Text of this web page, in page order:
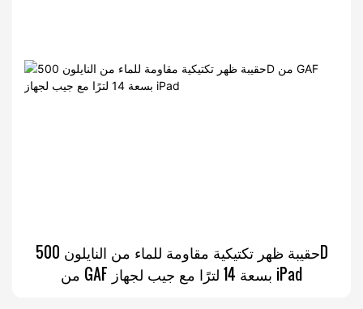
حقيبة ظهر تكتيكية مقاومة للماء من النايلون 500D
من GAF بسعة 14 لترًا مع جيب لجهاز iPad